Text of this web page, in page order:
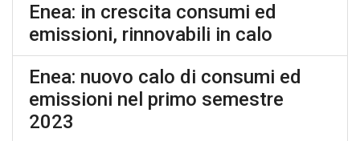
Enea: in crescita consumi ed
emissioni, rinnovabili in calo
Enea: nuovo calo di consumi ed
emissioni nel primo semestre
2023